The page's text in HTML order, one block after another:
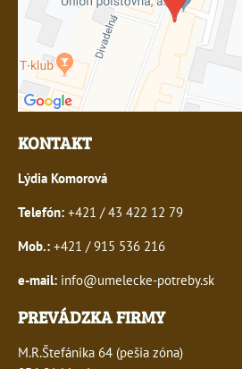
KONTAKT
Lýdia Komorová
Telefón: +421 / 43 422 12 79
Mob.: +421 / 915 536 216
e-mail: info@umelecke-potreby.sk
PREVÁDZKA FIRMY
M.R.Štefánika 64 (pešia zóna)